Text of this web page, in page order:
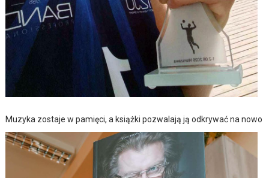
Muzyka zostaje w pamięci, a książki pozwalają ją odkrywać na nowo